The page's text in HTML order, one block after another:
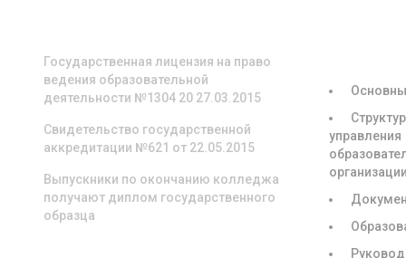
Государственная лицензия на право
ведения образовательной
деятельности №1304 20 27.03.2015
Свидетельство государственной
аккредитации №621 от 22.05.2015
Выпускники по окончанию колледжа
получают диплом государственного
образца
управления